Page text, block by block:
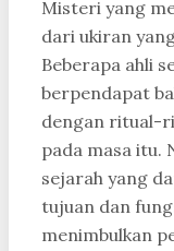
Misteri yang
dari ukiran
Beberapa ahli
berpendapat
dengan ritual-
pada masa itu.
sejarah yang
tujuan dan
menimbulkan